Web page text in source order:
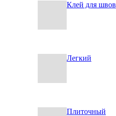
Клей для швов
Легкий
Плиточный